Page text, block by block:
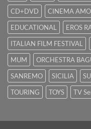
CD+DVD
CINEMA
EDUCATIONAL
EROS
ITALIAN FILM FESTIVAL
MUM
ORCHESTRA
SANREMO
SICILIA
TOURING
TOYS TV